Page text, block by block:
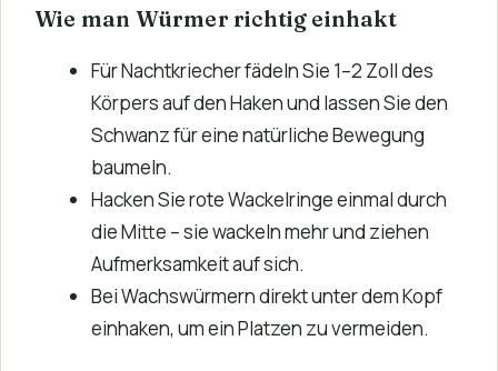
Wie man Würmer richtig einhakt
Für Nachtkriecher fädeln Sie 1–2 Zoll des
Körpers auf den Haken und lassen Sie den
Schwanz für eine natürliche Bewegung
baumeln.
Hacken Sie rote Wackelringe einmal durch
die Mitte – sie wackeln mehr und ziehen
Aufmerksamkeit auf sich.
Bei Wachswürmern direkt unter dem Kopf
einhaken, um ein Platzen zu vermeiden.